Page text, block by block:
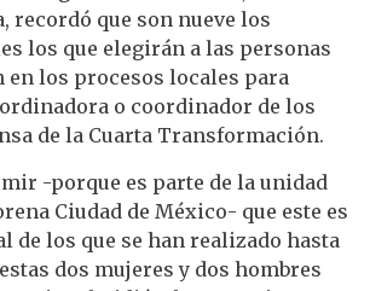
recordó que son nueve los
los que elegirán a las personas
los procesos locales para
o coordinador de los
de la Cuarta Transformación.
-porque es parte de la unidad
Ciudad de México- que este es
de los que se han realizado hasta
dos mujeres y dos hombres